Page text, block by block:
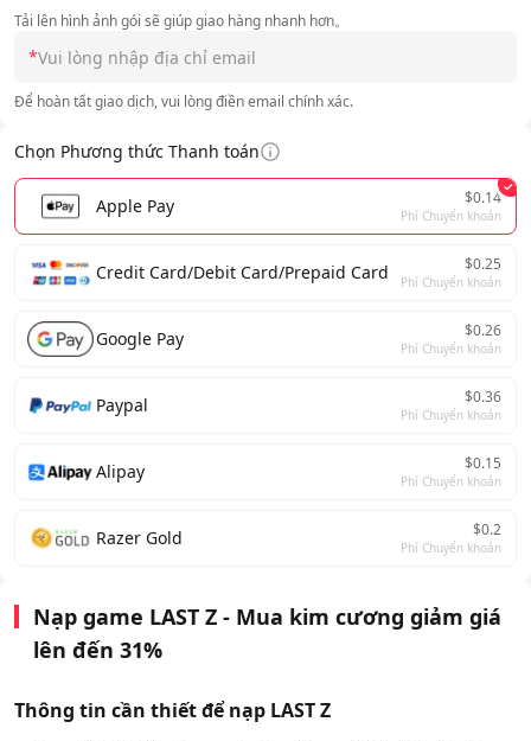
Tải lên hình ảnh gói sẽ giúp giao hàng nhanh hơn。
*
Để hoàn tất giao dịch, vui lòng điền email chính xác.
Chọn Phương thức Thanh toán
Apple Pay $0.14
Phí Chuyển khoản
Credit Card/Debit Card/Prepaid Card $0.25
Phí Chuyển khoản
Google Pay $0.26
Phí Chuyển khoản
Paypal $0.36
Phí Chuyển khoản
Alipay $0.15
Phí Chuyển khoản
Razer Gold $0.2
Phí Chuyển khoản
Nạp game LAST Z - Mua kim cương giảm giá
lên đến 31%
Thông tin cần thiết để nạp LAST Z